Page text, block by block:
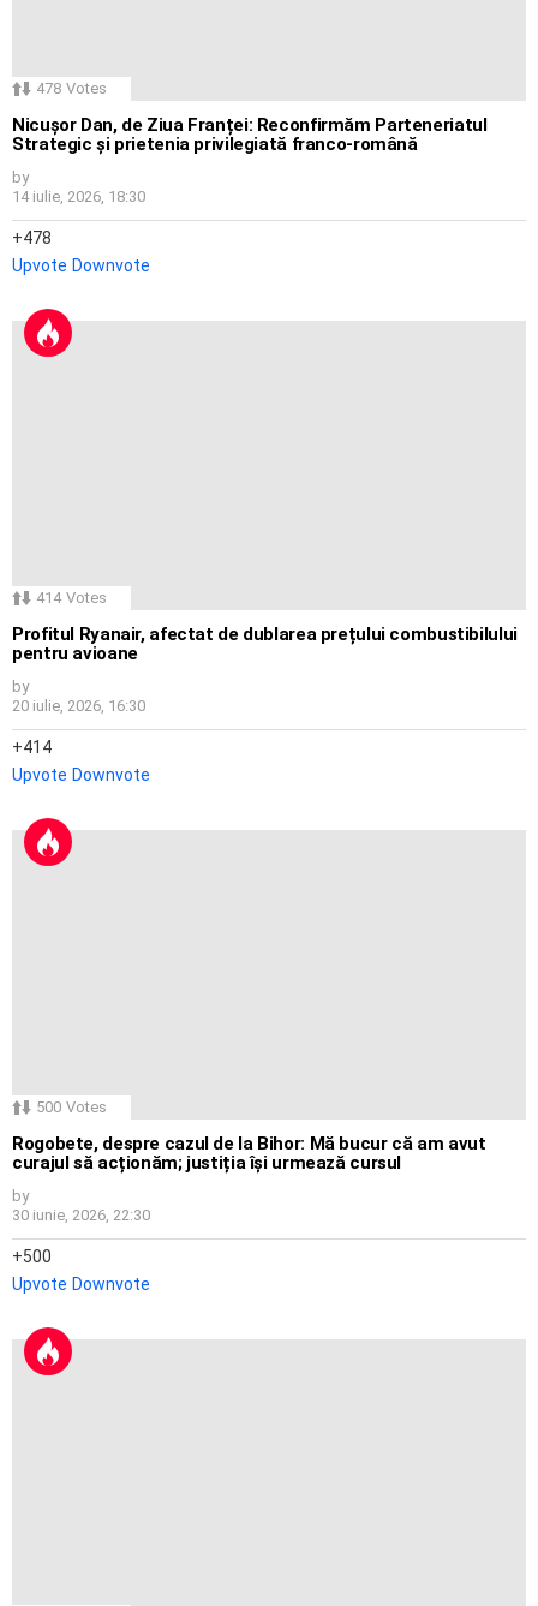
478 Votes
Nicușor Dan, de Ziua Franței: Reconfirmăm Parteneriatul
Strategic și prietenia privilegiată franco-română
by
14 iulie, 2026, 18:30
478
Upvote Downvote
414 Votes
Profitul Ryanair, afectat de dublarea prețului combustibilului
pentru avioane
by
20 iulie, 2026, 16:30
414
Upvote Downvote
500 Votes
Rogobete, despre cazul de la Bihor: Mă bucur că am avut
curajul să acționăm; justiția își urmează cursul
by
30 iunie, 2026, 22:30
500
Upvote Downvote